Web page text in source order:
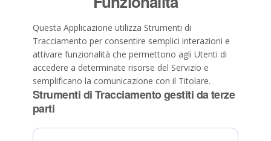
Questa Applicazione utilizza Strumenti di
Tracciamento per consentire semplici interazioni e
attivare funzionalità che permettono agli Utenti di
accedere a determinate risorse del Servizio e
semplificano la comunicazione con il Titolare.
Strumenti di Tracciamento gestiti da terze
parti